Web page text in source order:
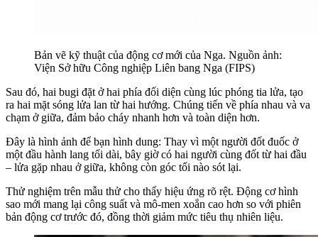
Bản vẽ kỹ thuật của động cơ mới của Nga. Nguồn ảnh:
Viện Sở hữu Công nghiệp Liên bang Nga (FIPS)
Sau đó, hai bugi đặt ở hai phía đối diện cùng lúc phóng tia lửa, tạo
ra hai mặt sóng lửa lan từ hai hướng. Chúng tiến về phía nhau và va
chạm ở giữa, đảm bảo cháy nhanh hơn và toàn diện hơn.
Đây là hình ảnh để bạn hình dung: Thay vì một người đốt đuốc ở
một đầu hành lang tối dài, bây giờ có hai người cùng đốt từ hai đầu
– lửa gặp nhau ở giữa, không còn góc tối nào sót lại.
Thử nghiệm trên mẫu thử cho thấy hiệu ứng rõ rệt. Động cơ hình
sao mới mang lại công suất và mô-men xoắn cao hơn so với phiên
bản động cơ trước đó, đồng thời giảm mức tiêu thụ nhiên liệu.